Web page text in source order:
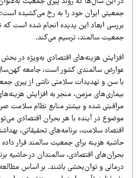
ایران خود را به رخ می‌کشیده است؛
ابعاد این پدیده انجام شده است که تا
سالمند، ترسیم می‌کند.
هزینه‌های اقتصادی به‌ویژه در بخش
سالمندی کشور است، جامعه کهن‌سال با
سن و تهدیدات سلامتی ناشی از پیری جمعیت
مزمن، منجر به افزایش هزینه‌های
شده و بیشتر منابع نظام سلامت صرف
در آینده با هر بحران اقتصادی می‌تواند،
سلامت، برنامه‌های تحقیقاتی، بهداشتی و
هزینه برای جمعیت سالمند قرار داده و
اقتصادی، سالمندان در حاشیه